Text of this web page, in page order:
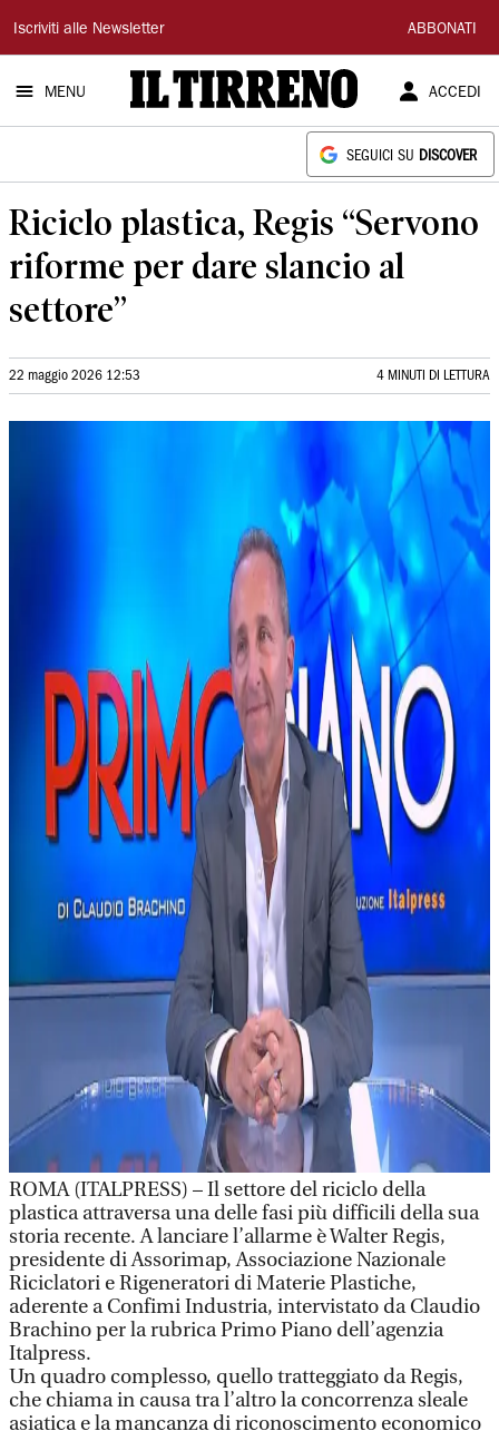
Il
Tirreno
Iscriviti alle Newsletter ABBONATI
MENU ACCEDI
SEGUICI SU DISCOVER
Riciclo plastica, Regis “Servono
riforme per dare slancio al
settore”
22 maggio 2026 12:53 4 MINUTI DI LETTURA
ROMA (ITALPRESS) – Il settore del riciclo della
plastica attraversa una delle fasi più difficili della sua
storia recente. A lanciare l’allarme è Walter Regis,
presidente di Assorimap, Associazione Nazionale
Riciclatori e Rigeneratori di Materie Plastiche,
aderente a Confimi Industria, intervistato da Claudio
Brachino per la rubrica Primo Piano dell’agenzia
Italpress.
Un quadro complesso, quello tratteggiato da Regis,
che chiama in causa tra l’altro la concorrenza sleale
asiatica e la mancanza di riconoscimento economico